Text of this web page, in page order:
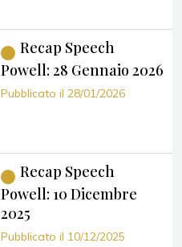
Recap Speech
Powell: 28 Gennaio 2026
Pubblicato il 28/01/2026
Recap Speech
Powell: 10 Dicembre
2025
Pubblicato il 10/12/2025